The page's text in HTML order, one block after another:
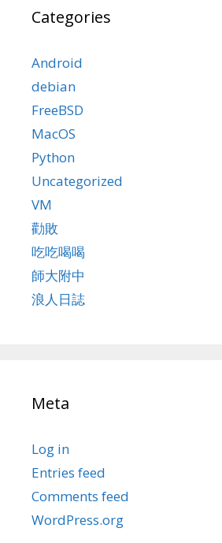
Categories
Android
debian
FreeBSD
MacOS
Python
Uncategorized
VM
勸敗
吃吃喝喝
師大附中
浪人日誌
Meta
Log in
Entries feed
Comments feed
WordPress.org